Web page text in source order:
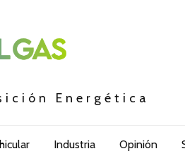
Energética
Industria Opinión